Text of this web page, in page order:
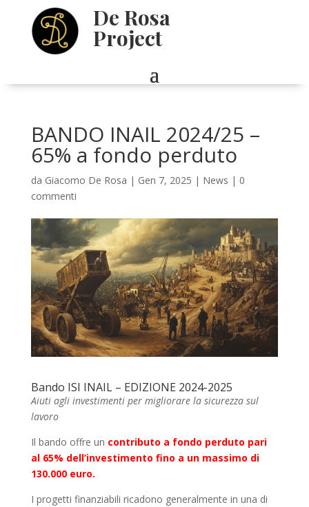
De Rosa
Project
BANDO INAIL 2024/25 –
65% a fondo perduto
da Giacomo De Rosa | Gen 7, 2025 | News | 0
commenti
Bando ISI INAIL – EDIZIONE 2024-2025
Aiuti agli investimenti per migliorare la sicurezza sul
lavoro
Il bando offre un contributo a fondo perduto pari
al 65% dell’investimento fino a un massimo di
130.000 euro.
I progetti finanziabili ricadono generalmente in una di